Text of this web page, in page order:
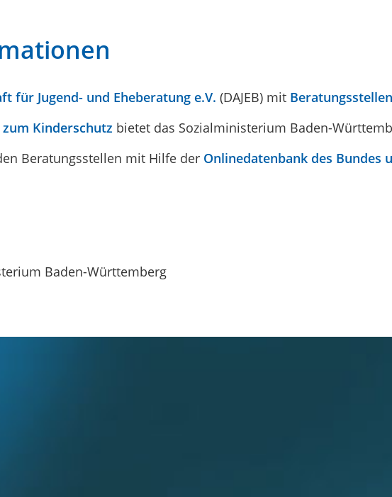
für Jugend- und Eheberatung e.V. (DAJEB) mit
Kinderschutz bietet das Sozialministerium Baden-
Beratungsstellen mit Hilfe der Onlinedatenbank des Bundes
Baden-Württemberg